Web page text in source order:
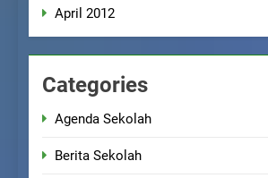
April 2012
Categories
Agenda Sekolah
Berita Sekolah